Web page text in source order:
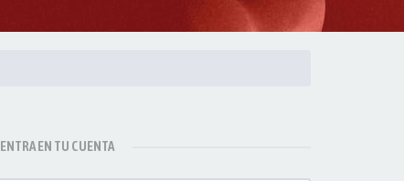
ENTRA EN TU CUENTA